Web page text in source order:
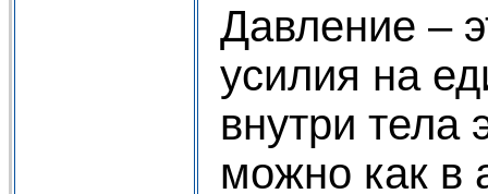
Давление –
усилия на
внутри тела
можно как в